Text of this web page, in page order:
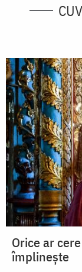
Orice ar
împlinește